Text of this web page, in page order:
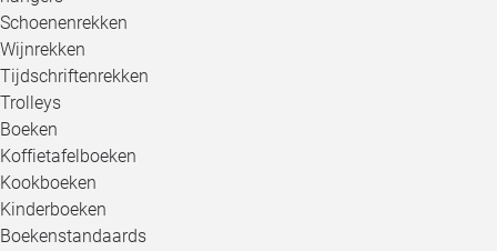
Schoenenrekken
Wijnrekken
Tijdschriftenrekken
Trolleys
Boeken
Koffietafelboeken
Kookboeken
Kinderboeken
Boekenstandaards